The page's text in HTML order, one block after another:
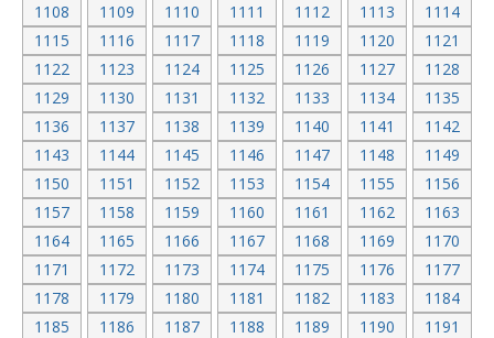
1108
1109 1110 1111 1112 1113
1114
1115
1116 1117 1118 1119 1120
1121
1122
1123 1124 1125 1126 1127
1128
1129
1130 1131 1132 1133 1134
1135
1136
1137 1138 1139 1140 1141
1142
1143
1144 1145 1146 1147 1148
1149
1150
1151 1152 1153 1154 1155
1156
1157
1158 1159 1160 1161 1162
1163
1164
1165 1166 1167 1168 1169
1170
1171
1172 1173 1174 1175 1176
1177
1178
1179 1180 1181 1182 1183
1184
1185
1186 1187 1188 1189 1190
1191